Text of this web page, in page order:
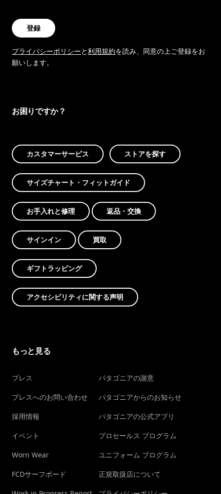
登録
プライバシーポリシーと利用規約を読み、同意の上ご登録をお
願いします。
お困りですか？
カスタマーサービス ストアを探す
サイズチャート・フィットガイド
お手入れと修理 返品・交換
サインイン 買取
ギフトラッピング
アクセシビリティに関する声明
もっと見る
プレス
プレスへのお問い合わせ
採用情報
イベント
Worn Wear
FCDサーフボード
パタゴニアの謝意
パタゴニアからのお知らせ
パタゴニアの公式アプリ
プロセールス プログラム
ユニフォーム プログラム
正規取扱店について